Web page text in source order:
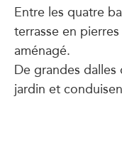
Entre les quatre
terrasse en
aménagé.
De grandes
jardin et